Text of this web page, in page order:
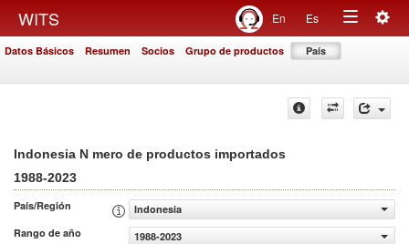
WITS En Es
Toggle
Datos Básicos Resumen Socios Grupo de productos País
Indonesia N mero de productos importados
1988-2023
País/Región
Indonesia
Rango de año
1988-2023